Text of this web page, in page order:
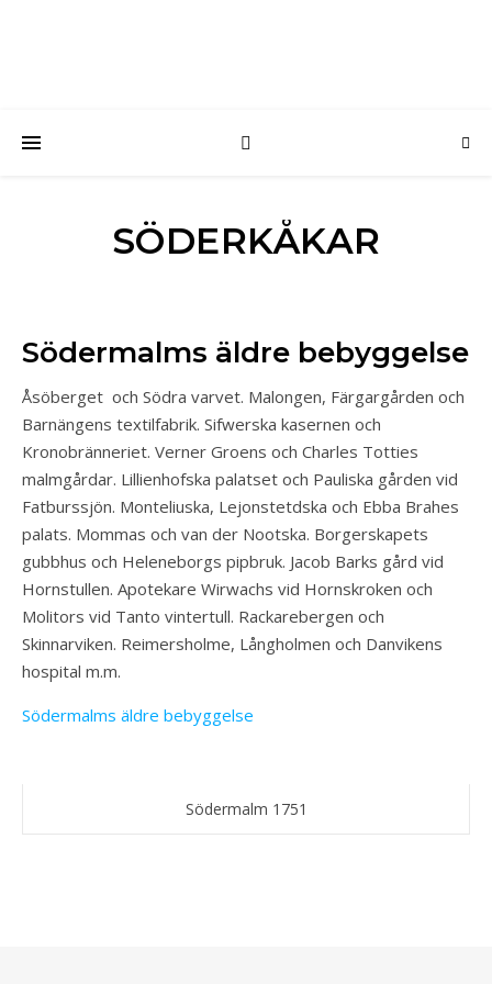
SÖDERKÅKAR
Södermalms äldre bebyggelse
Åsöberget och Södra varvet. Malongen, Färgargården och
Barnängens textilfabrik. Sifwerska kasernen och
Kronobränneriet. Verner Groens och Charles Totties
malmgårdar. Lillienhofska palatset och Pauliska gården vid
Fatburssjön. Monteliuska, Lejonstetdska och Ebba Brahes
palats. Mommas och van der Nootska. Borgerskapets
gubbhus och Heleneborgs pipbruk. Jacob Barks gård vid
Hornstullen. Apotekare Wirwachs vid Hornskroken och
Molitors vid Tanto vintertull. Rackarebergen och
Skinnarviken. Reimersholme, Långholmen och Danvikens
hospital m.m.
Södermalms äldre bebyggelse
Södermalm 1751